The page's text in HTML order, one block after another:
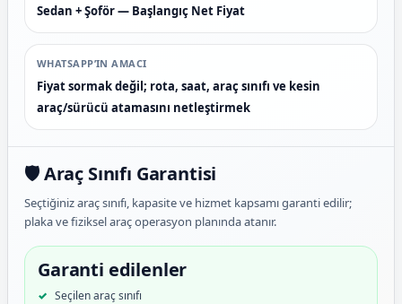
Sedan + Şoför — Başlangıç Net Fiyat
WHATSAPP’IN AMACI
Fiyat sormak değil; rota, saat, araç sınıfı ve kesin
araç/sürücü atamasını netleştirmek
🛡️ Araç Sınıfı Garantisi
Seçtiğiniz araç sınıfı, kapasite ve hizmet kapsamı garanti edilir;
plaka ve fiziksel araç operasyon planında atanır.
Garanti edilenler
Seçilen araç sınıfı